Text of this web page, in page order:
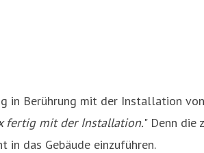
Berührung mit der Installation
fertig mit der Installation." Denn die
in das Gebäude einzuführen.